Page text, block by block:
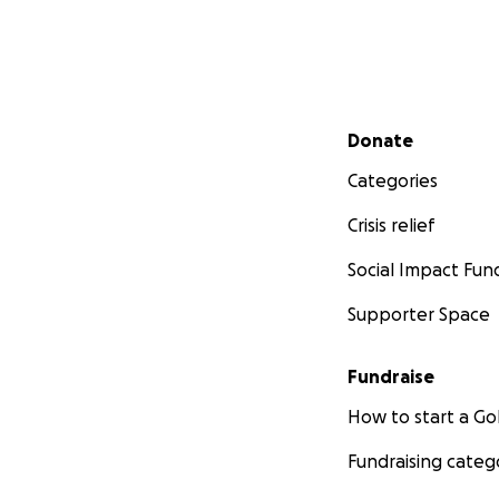
Secondary menu
Donate
Categories
Crisis relief
Social Impact
Supporter Space
Fundraise
How to start a
Fundraising